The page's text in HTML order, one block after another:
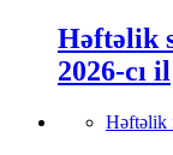
Həftəlik
2026-cı il
Həftəlik